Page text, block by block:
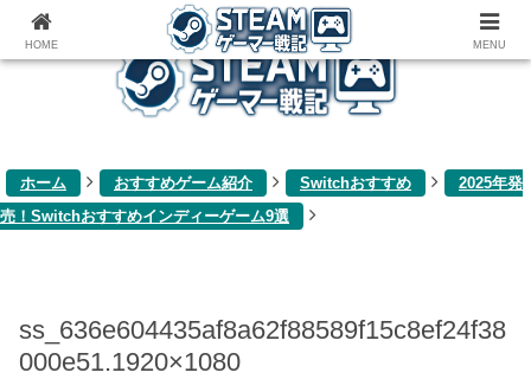
ゲーム関連雑記ブログ
ホーム おすすめゲーム紹介 Switchおすすめ
2025年発
売！Switchおすすめインディーゲーム9選
ss_636e604435af8a62f88589f15c8ef24f38
000e51.1920×1080
HOME MENU